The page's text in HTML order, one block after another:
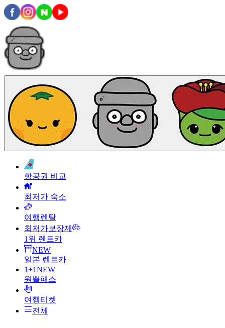
항공권 비교
최저가 숙소
여행렌탈
최저가보장제
1위 렌트카
NEW
일본 렌트카
1+1NEW
원쁠패스
여행티켓
전체